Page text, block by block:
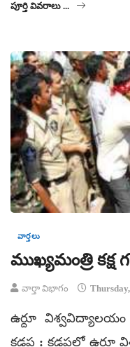
పూర్తి వివరాలు ...
వార్తలు
ముఖ్యమంత్రి కక్ష
వార్తా విభాగం
ఉర్దూ
కడప : కడపలో ఉర్దూ